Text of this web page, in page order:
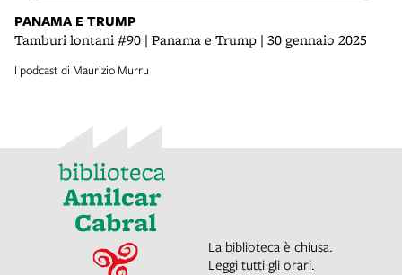
PANAMA E TRUMP
Tamburi lontani #90 | Panama e Trump | 30 gennaio 2025
I podcast di Maurizio Murru
La biblioteca è chiusa.
Leggi tutti gli orari.